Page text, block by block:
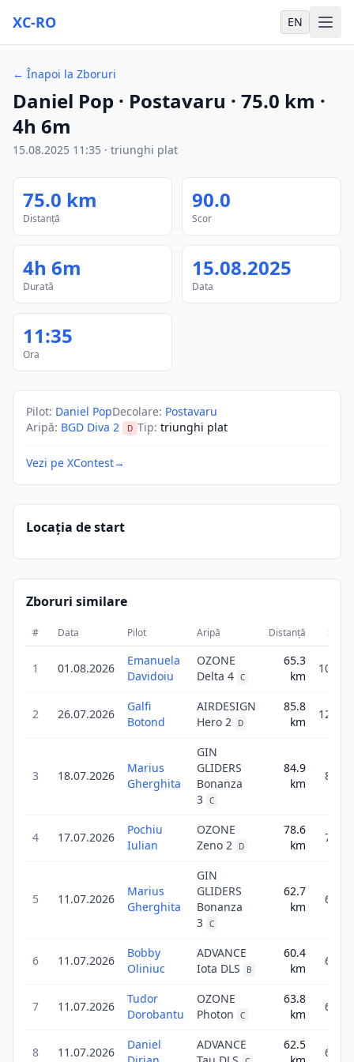
XC-RO EN
← Înapoi la Zboruri
Daniel Pop · Postavaru · 75.0 km ·
4h 6m
15.08.2025 11:35 · triunghi plat
75.0 km
Distanță
90.0
Scor
4h 6m
Durată
15.08.2025
Data
11:35
Ora
Pilot: Daniel PopDecolare: Postavaru
Aripă: BGD Diva 2 D Tip: triunghi plat
Vezi pe XContest→
Locația de start
Zboruri similare
# Data Pilot Aripă Distanță Scor
1 01.08.2026
Emanuela
Davidoiu
OZONE
Delta 4 C
65.3
km
104.6
2 26.07.2026
Galfi
Botond
AIRDESIGN
Hero 2
D
85.8
km
120.0
3 18.07.2026
Marius
Gherghita
GIN
GLIDERS
Bonanza
3 C
84.9
km
84.9
4 17.07.2026
Pochiu
Iulian
OZONE
Zeno 2
D
78.6
km
78.6
5 11.07.2026
Marius
Gherghita
GIN
GLIDERS
Bonanza
3 C
62.7
km
62.7
6 11.07.2026
Bobby
Oliniuc
ADVANCE
Iota DLS
B
60.4
km
60.4
7 11.07.2026
Tudor
Dorobantu
OZONE
Photon
C
63.8
km
63.8
8 11.07.2026
Daniel
ADVANCE
62.5
62.5